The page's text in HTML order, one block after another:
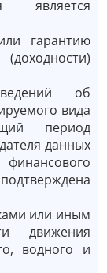
является
гарантию
об
вида
период
данных
или иным
движения
водного и